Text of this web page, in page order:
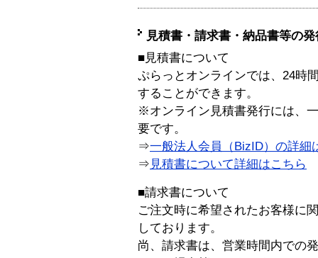
見積書・請求書・納品書等の
■見積書について
ぷらっとオンラインでは、24時
することができます。
※オンライン見積書発行には、
要です。
⇒一般法人会員（BizID）の詳細
⇒ 見積書について詳細はこちら
■請求書について
ご注文時に希望されたお客様に
しております。
尚、請求書は、営業時間内での